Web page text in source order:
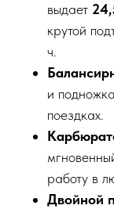
выдает
крутой
ч.
и
поездках.
работу в
Двойной